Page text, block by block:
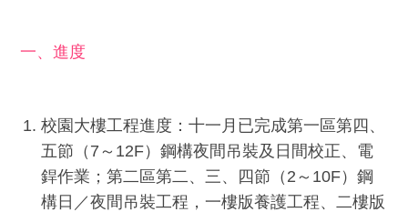
一、進度
校園大樓工程進度：十一月已完成第一區第四、
五節（7～12F）鋼構夜間吊裝及日間校正、電
銲作業；第二區第二、三、四節（2～10F）鋼
構日／夜間吊裝工程，一樓版養護工程、二樓版